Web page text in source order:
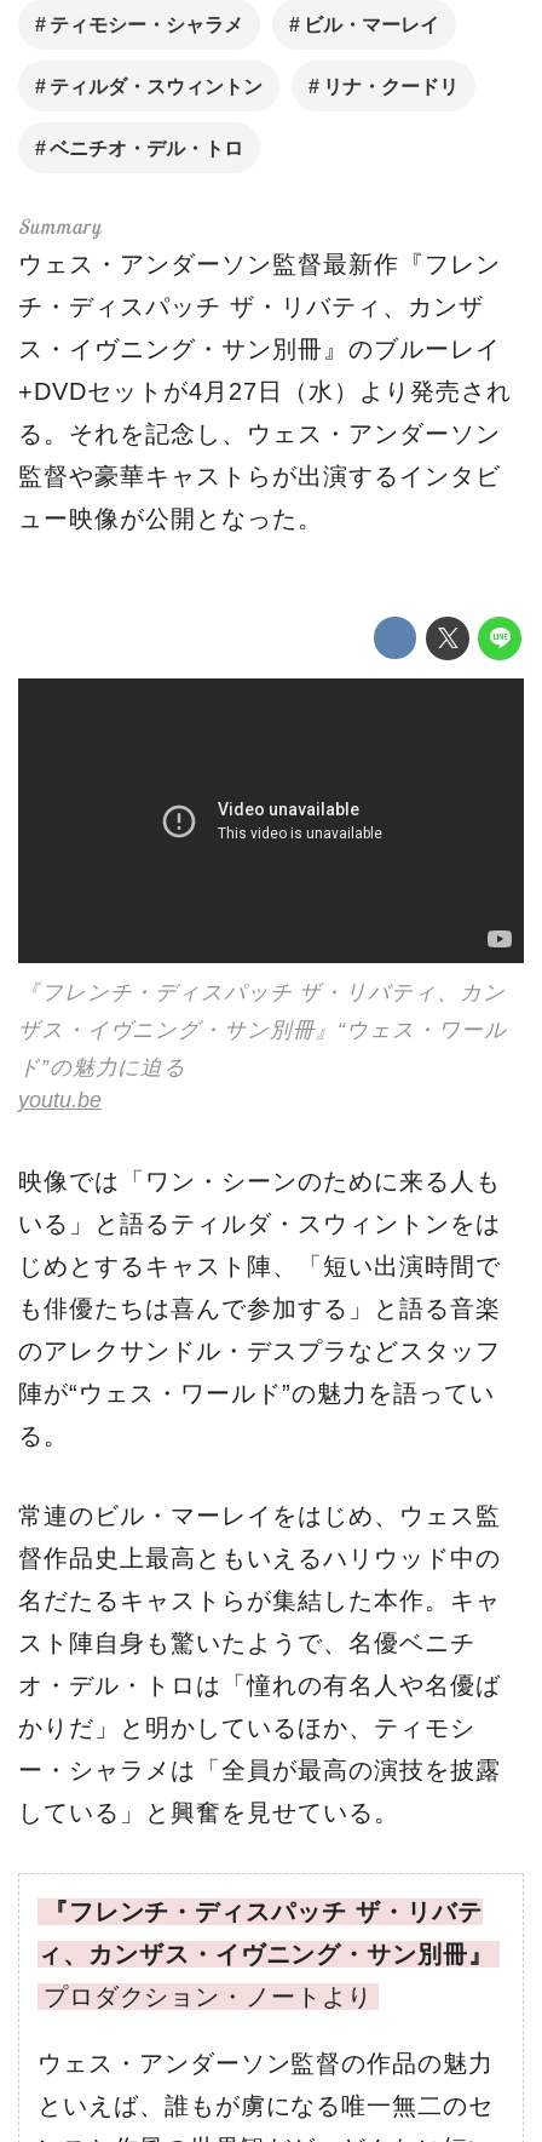
ティモシー・シャラメ ビル・マーレイ
ティルダ・スウィントン リナ・クードリ
ベニチオ・デル・トロ
ウェス・アンダーソン監督最新作『フレン
チ・ディスパッチ ザ・リバティ、カンザ
ス・イヴニング・サン別冊』のブルーレイ
+DVDセットが4月27日（水）より発売され
る。それを記念し、ウェス・アンダーソン
監督や豪華キャストらが出演するインタビ
ュー映像が公開となった。
『フレンチ・ディスパッチ ザ・リバティ、カン
ザス・イヴニング・サン別冊』“ウェス・ワール
ド”の魅力に迫る
youtu.be
映像では「ワン・シーンのために来る人も
いる」と語るティルダ・スウィントンをは
じめとするキャスト陣、「短い出演時間で
も俳優たちは喜んで参加する」と語る音楽
のアレクサンドル・デスプラなどスタッフ
陣が“ウェス・ワールド”の魅力を語ってい
る。
常連のビル・マーレイをはじめ、ウェス監
督作品史上最高ともいえるハリウッド中の
名だたるキャストらが集結した本作。キャ
スト陣自身も驚いたようで、名優ベニチ
オ・デル・トロは「憧れの有名人や名優ば
かりだ」と明かしているほか、ティモシ
ー・シャラメは「全員が最高の演技を披露
している」と興奮を見せている。
『フレンチ・ディスパッチ ザ・リバテ
ィ、カンザス・イヴニング・サン別冊』
プロダクション・ノートより
ウェス・アンダーソン監督の作品の魅力
といえば、誰もが虜になる唯一無二のセ